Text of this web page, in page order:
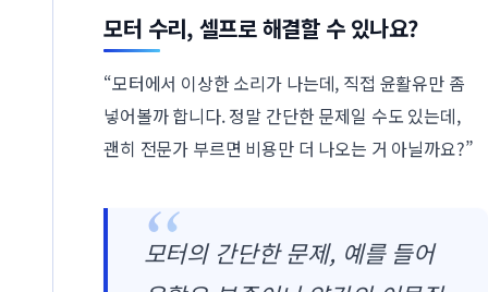
모터 수리, 셀프로 해결할 수 있나요?
“모터에서 이상한 소리가 나는데, 직접 윤활유만 좀
넣어볼까 합니다. 정말 간단한 문제일 수도 있는데,
괜히 전문가 부르면 비용만 더 나오는 거 아닐까요?”
모터의 간단한 문제, 예를 들어